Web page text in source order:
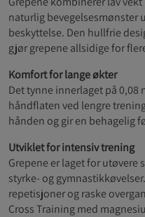
naturlig bevegelsesmønster
beskyttelse. Den hullfrie
gjør grepene allsidige for
Komfort for lange økter
Det tynne innerlaget på
håndflaten ved lengre
hånden og gir en behagelig
Utviklet for intensiv trening
Grepene er laget for
styrke- og
repetisjoner og raske
Cross Training med